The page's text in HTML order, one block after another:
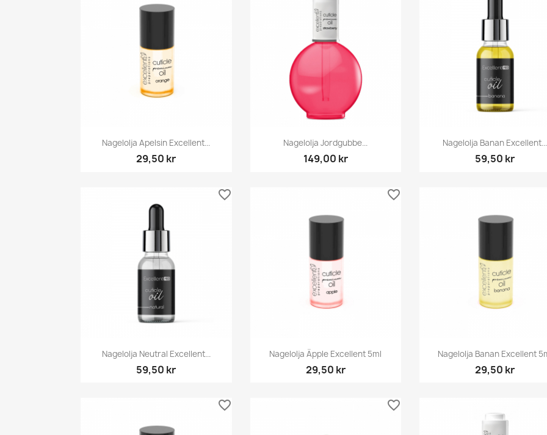
Snabbvy
Nagelolja Apelsin Excellent...
29,50 kr
Snabbvy
Nagelolja Jordgubbe...
149,00 kr
Snabbvy
Nagelolja Banan Excellent...
59,50 kr
Snabbvy
Nagelolja Neutral Excellent...
59,50 kr
favorite_border
Snabbvy
Nagelolja Äpple Excellent 5ml
29,50 kr
favorite_border
Snabbvy
Nagelolja Banan Excellent
29,50 kr
favorite_border favorite_border